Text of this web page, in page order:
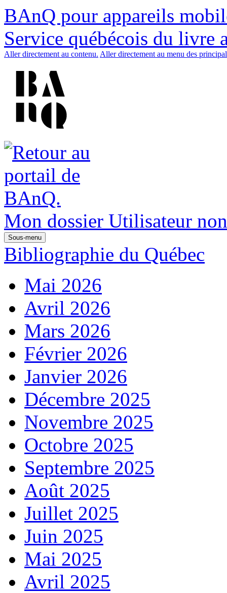
BAnQ pour appareils
Service québécois du livre
Aller directement au contenu. Aller directement au menu des
Mon dossier Utilisateur
Sous-menu
Bibliographie du Québec
Mai 2026
Avril 2026
Mars 2026
Février 2026
Janvier 2026
Décembre 2025
Novembre 2025
Octobre 2025
Septembre 2025
Août 2025
Juillet 2025
Juin 2025
Mai 2025
Avril 2025